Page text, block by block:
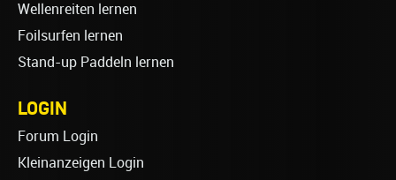
Wellenreiten lernen
Foilsurfen lernen
Stand-up Paddeln lernen
LOGIN
Forum Login
Kleinanzeigen Login